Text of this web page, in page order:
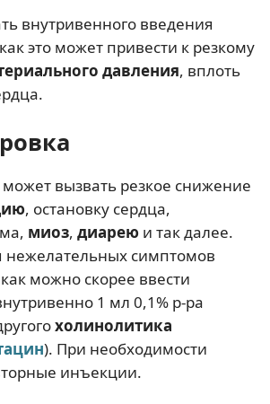
внутривенного введения
это может привести к резкому
давления, вплоть
вызвать резкое снижение
, остановку сердца,
миоз, диарею и так далее.
нежелательных симптомов
можно скорее ввести
1 мл 0,1% р-ра
холинолитика
). При необходимости
инъекции.